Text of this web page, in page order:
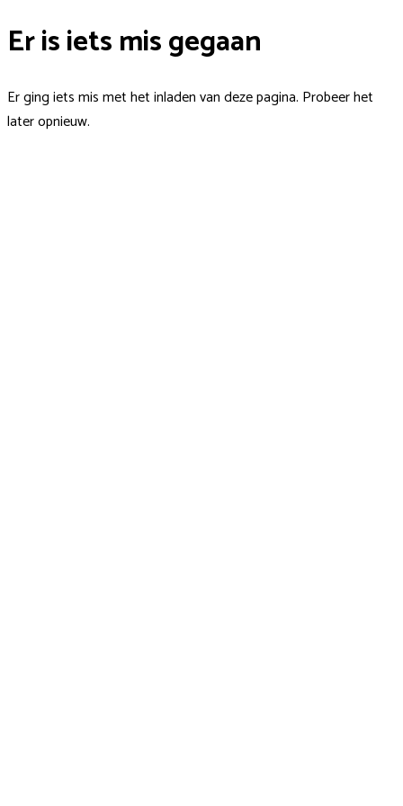
Er is iets mis gegaan
Er ging iets mis met het inladen van deze pagina. Probeer het
later opnieuw.